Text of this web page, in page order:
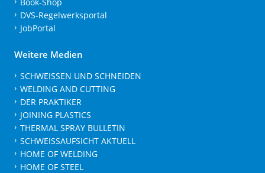
DVS-Regelwerksportal
JobPortal
Weitere Medien
SCHWEISSEN UND SCHNEIDEN
WELDING AND CUTTING
DER PRAKTIKER
JOINING PLASTICS
THERMAL SPRAY BULLETIN
SCHWEISSAUFSICHT AKTUELL
HOME OF WELDING
HOME OF STEEL